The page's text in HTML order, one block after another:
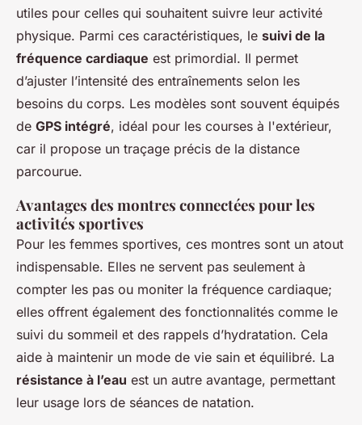
utiles pour celles qui souhaitent suivre leur activité
physique. Parmi ces caractéristiques, le suivi de la
fréquence cardiaque est primordial. Il permet
d’ajuster l’intensité des entraînements selon les
besoins du corps. Les modèles sont souvent équipés
de GPS intégré, idéal pour les courses à l'extérieur,
car il propose un traçage précis de la distance
parcourue.
Avantages des montres connectées pour les
activités sportives
Pour les femmes sportives, ces montres sont un atout
indispensable. Elles ne servent pas seulement à
compter les pas ou moniter la fréquence cardiaque;
elles offrent également des fonctionnalités comme le
suivi du sommeil et des rappels d’hydratation. Cela
aide à maintenir un mode de vie sain et équilibré. La
résistance à l’eau est un autre avantage, permettant
leur usage lors de séances de natation.